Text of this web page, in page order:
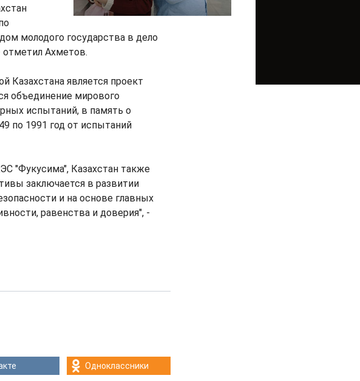
молодого государства в дело
отметил Ахметов.
Казахстана является проект
объединение мирового
испытаний, в память о
по 1991 год от испытаний
"Фукусима", Казахстан также
заключается в развитии
и на основе главных
равенства и доверия", -
Одноклассники